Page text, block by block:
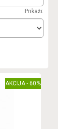
Prikaži:
AKCIJA - 60%